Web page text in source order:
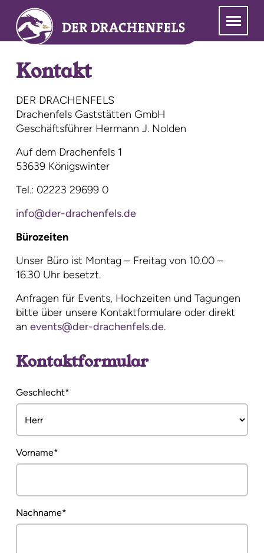
Hauptinhalt
springen
überspringen
Kontakt
DER DRACHENFELS
Drachenfels Gaststätten GmbH
Geschäftsführer Hermann J. Nolden
Auf dem Drachenfels 1
53639 Königswinter
Tel.: 02223 29699 0
info@der-drachenfels.de
Bürozeiten
Unser Büro ist Montag – Freitag von 10.00 –
16.30 Uhr besetzt.
Anfragen für Events, Hochzeiten und Tagungen
bitte über unsere Kontaktformulare oder direkt
an events@der-drachenfels.de.
Kontaktformular
Pflichtfeld
Geschlecht*
Pflichtfeld
Vorname*
Pflichtfeld
Nachname*